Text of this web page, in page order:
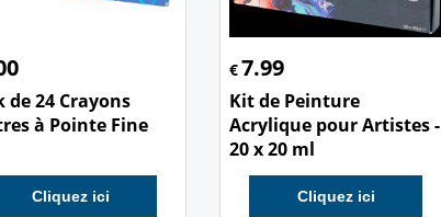
de 24 Crayons
à Pointe Fine
Cliquez ici
€7.99
Kit de Peinture
Acrylique pour Artistes -
20 x 20 ml
Cliquez ici